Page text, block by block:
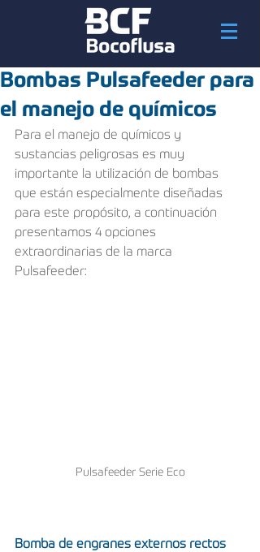
Bombas Pulsafeeder para
el manejo de químicos
Para el manejo de químicos y
sustancias peligrosas es muy
importante la utilización de bombas
que están especialmente diseñadas
para este propósito, a continuación
presentamos 4 opciones
extraordinarias de la marca
Pulsafeeder:
Pulsafeeder Serie Eco
Bomba de engranes externos rectos